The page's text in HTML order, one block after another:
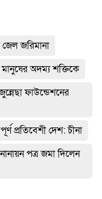
জরিমানা
অদম্য শক্তিকে
ফাউন্ডেশনের
প্রতিবেশী দেশ: চীনা
পত্র জমা দিলেন